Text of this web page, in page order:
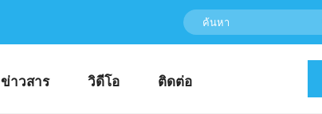
ข่าวสาร วิดีโอ ติดต่อ